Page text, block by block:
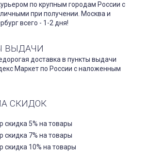
по крупным городам России с
при получении. Москва и
всего - 1-2 дня!
ВЫДАЧИ
доставка в пункты выдачи
Маркет по России с наложенным
СКИДОК
скидка 5% на товары
скидка 7% на товары
скидка 10% на товары